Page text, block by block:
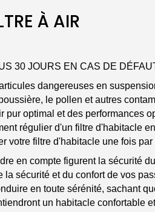
À AIR
30 JOURS EN CAS DE
dangereuses en
le pollen et autres
optimal et des performances
régulier d'un filtre d'habitacle
votre filtre d'habitacle une fois par
en compte figurent la sécurité
sécurité et du confort de vos
en toute sérénité, sachant
un habitacle confortable